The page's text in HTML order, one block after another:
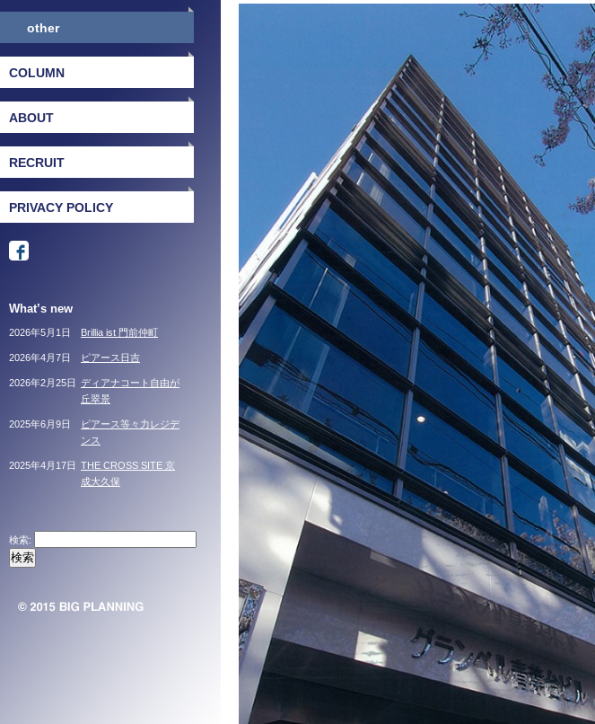
other
COLUMN
ABOUT
RECRUIT
PRIVACY POLICY
What’s new
Brillia ist 門前仲町
2026年5月1日
ピアース日吉
2026年4月7日
ディアナコート自由が
丘翠景
2026年2月25日
ピアース等々力レジデ
ンス
2025年6月9日
THE CROSS SITE 京
成大久保
2025年4月17日
検索: